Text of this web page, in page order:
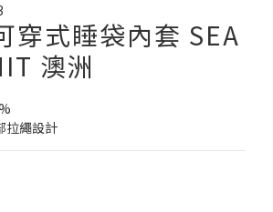
穿式睡袋內套 SEA
澳洲
拉繩設計